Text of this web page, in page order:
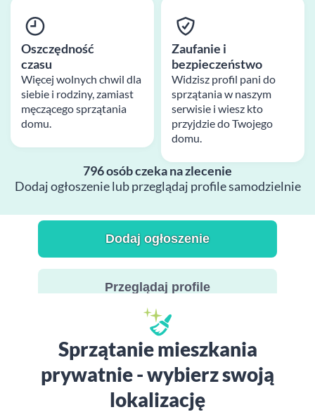
Oszczędność
czasu
Więcej wolnych chwil dla
siebie i rodziny, zamiast
męczącego sprzątania
domu.
Zaufanie i
bezpieczeństwo
Widzisz profil pani do
sprzątania w naszym
serwisie i wiesz kto
przyjdzie do Twojego
domu.
796 osób czeka na zlecenie
Dodaj ogłoszenie lub przeglądaj profile samodzielnie
Dodaj ogłoszenie
Przeglądaj profile
Sprzątanie mieszkania
prywatnie - wybierz swoją
lokalizację